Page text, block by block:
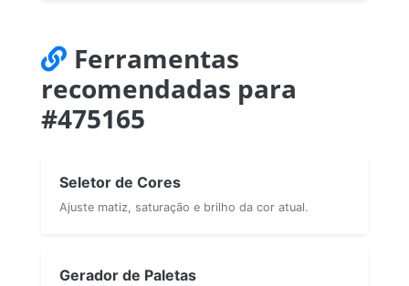
Ferramentas
recomendadas para
#475165
Seletor de Cores
Ajuste matiz, saturação e brilho da cor atual.
Gerador de Paletas